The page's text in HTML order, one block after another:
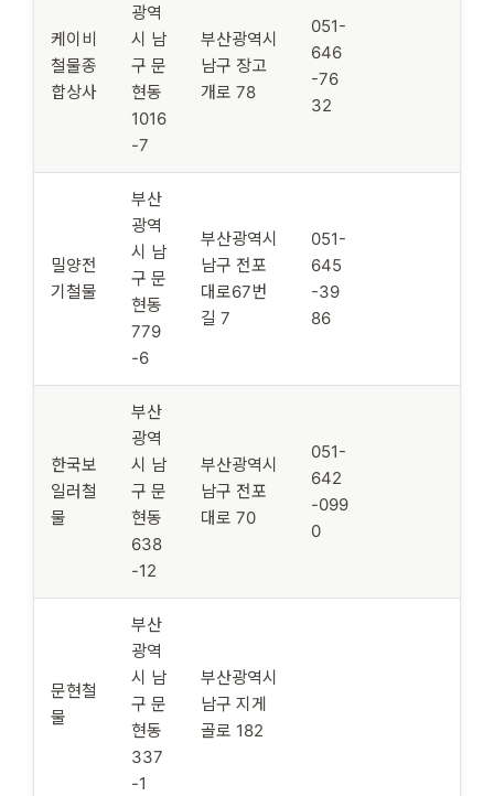
케이비
철물종
합상사
광역
시 남
구 문
현동
1016
-7
부산광역시
남구 장고
개로 78
051-
646
-76
32
밀양전
기철물
부산
광역
시 남
구 문
현동
779
-6
부산광역시
남구 전포
대로67번
길 7
051-
645
-39
86
한국보
일러철
물
부산
광역
시 남
구 문
현동
638
-12
부산광역시
남구 전포
대로 70
051-
642
-099
0
문현철
물
부산
광역
시 남
구 문
현동
337
-1
부산광역시
남구 지게
골로 182